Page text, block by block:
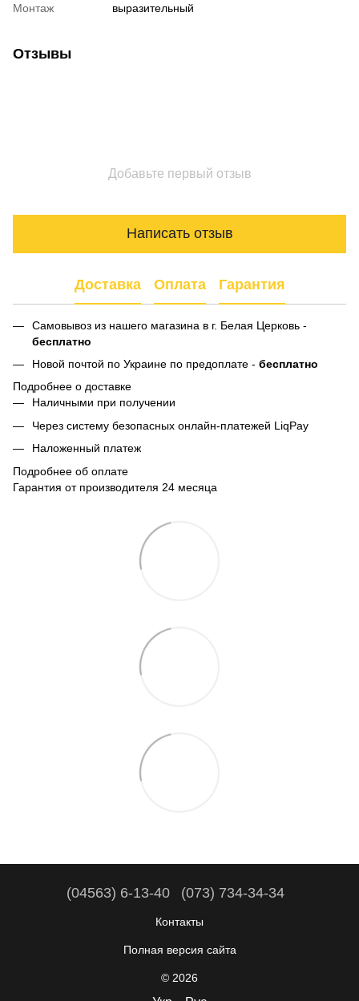
Монтаж
выразительный
Отзывы
Добавьте первый отзыв
Написать отзыв
Доставка Оплата Гарантия
Самовывоз из нашего магазина в г. Белая Церковь -
бесплатно
Новой почтой по Украине по предоплате - бесплатно
Подробнее о доставке
Наличными при получении
Через систему безопасных онлайн-платежей LiqPay
Наложенный платеж
Подробнее об оплате
Гарантия от производителя 24 месяца
(04563) 6-13-40 (073) 734-34-34
Контакты
Полная версия сайта
© 2026